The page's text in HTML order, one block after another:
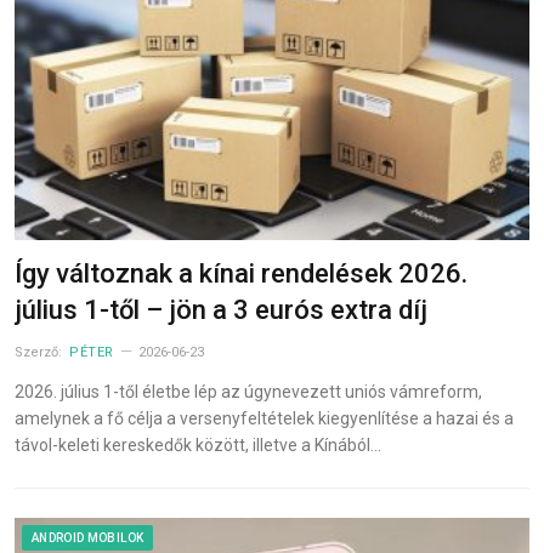
Így változnak a kínai rendelések 2026.
július 1-től – jön a 3 eurós extra díj
Szerző: PÉTER 2026-06-23
2026. július 1-től életbe lép az úgynevezett uniós vámreform,
amelynek a fő célja a versenyfeltételek kiegyenlítése a hazai és a
távol-keleti kereskedők között, illetve a Kínából…
ANDROID MOBILOK